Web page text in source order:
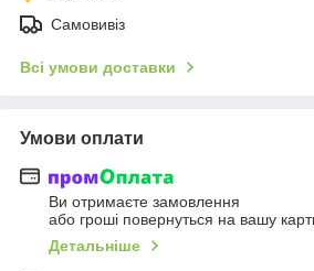
Самовивіз
Всі умови доставки
Умови оплати
Ви отримаєте замовлення
або гроші повернуться на вашу
Детальніше